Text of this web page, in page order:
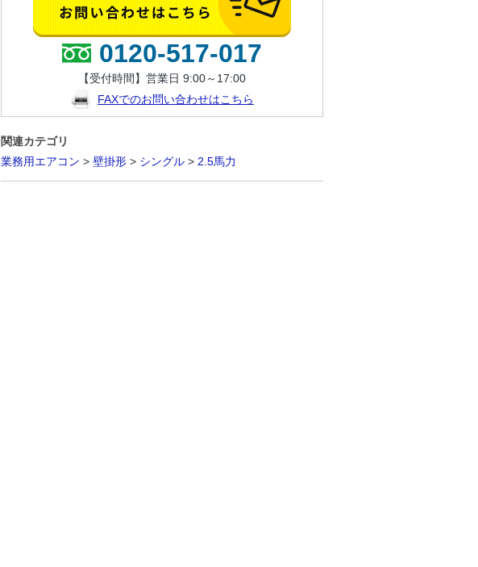
0120-517-017
【受付時間】営業日 9:00～17:00
FAXでのお問い合わせはこちら
関連カテゴリ
業務用エアコン > 壁掛形 > シングル > 2.5馬力